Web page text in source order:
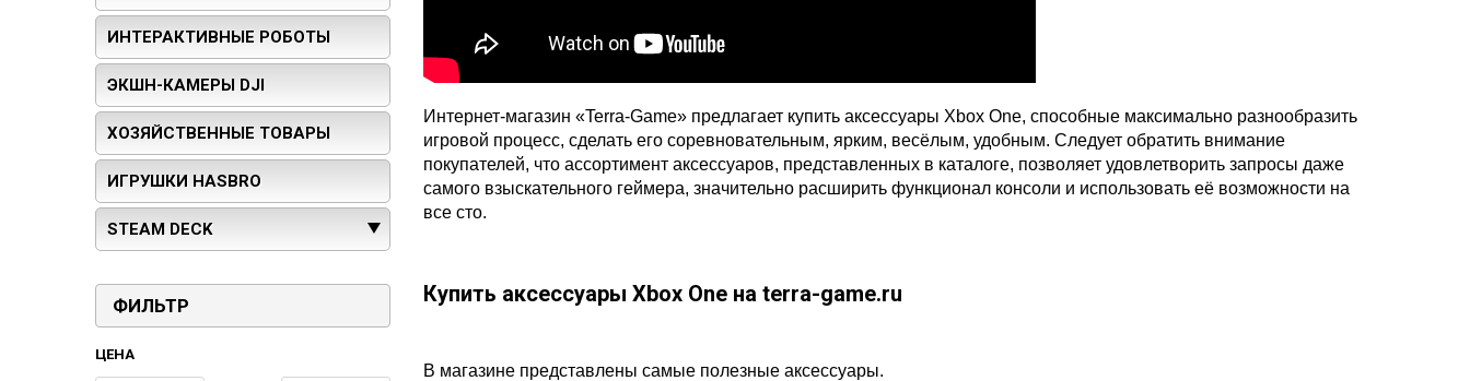
ИНТЕРАКТИВНЫЕ РОБОТЫ
ЭКШН-КАМЕРЫ DJI
ХОЗЯЙСТВЕННЫЕ ТОВАРЫ
ИГРУШКИ HASBRO
STEAM DECK
ФИЛЬТР
ЦЕНА
Интернет-магазин «Terra-Game» предлагает купить аксессуары Xbox One, способные максимально разнообразить
игровой процесс, сделать его соревновательным, ярким, весёлым, удобным. Следует обратить внимание
покупателей, что ассортимент аксессуаров, представленных в каталоге, позволяет удовлетворить запросы даже
самого взыскательного геймера, значительно расширить функционал консоли и использовать её возможности на
все сто.
Купить аксессуары Xbox One на terra-game.ru
В магазине представлены самые полезные аксессуары.